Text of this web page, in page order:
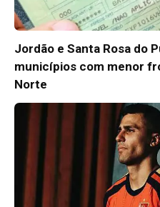
Jordão e Santa Rosa do
municípios com menor
Norte